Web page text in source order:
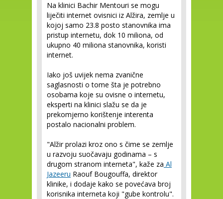
Na klinici Bachir Mentouri se mogu
liječiti internet ovisnici iz Alžira, zemlje u
kojoj samo 23.8 posto stanovnika ima
pristup internetu, dok 10 miliona, od
ukupno 40 miliona stanovnika, koristi
internet.
Iako još uvijek nema zvanične
saglasnosti o tome šta je potrebno
osobama koje su ovisne o internetu,
eksperti na klinici slažu se da je
prekomjerno korištenje interenta
postalo nacionalni problem.
"Alžir prolazi kroz ono s čime se zemlje
u razvoju suočavaju godinama – s
drugom stranom interneta", kaže za Al
Jazeeru Raouf Bougouffa, direktor
klinike, i dodaje kako se povećava broj
korisnika interneta koji "gube kontrolu".